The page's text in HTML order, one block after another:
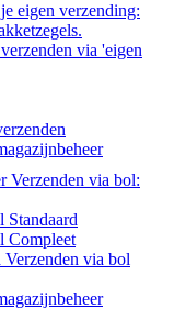
eigen verzending:
via 'eigen
Verzenden via bol:
Standaard
Compleet
via bol